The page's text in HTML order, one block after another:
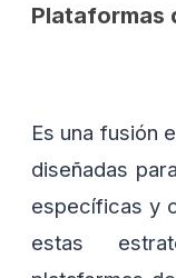
Plataformas
Es una fusión
diseñadas
específicas y
estas